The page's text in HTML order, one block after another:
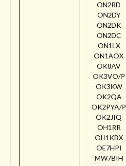
ON2RD
ON2DY
ON2DK
ON2DC
ON1LX
ON1AOX
OK8AV
OK3VO/P
OK3KW
OK2QA
OK2PYA/P
OK2JIQ
OH1RR
OH1KBX
OE7HPI
MW7BIH